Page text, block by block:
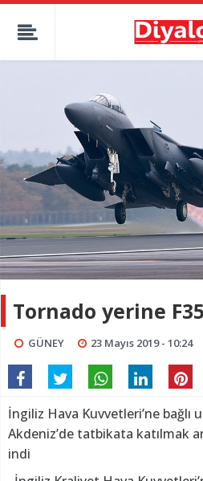
Tornado yerine F35
GÜNEY 23 Mayıs 2019 - 10:24
İngiliz Hava Kuvvetleri’ne bağlı
Akdeniz’de tatbikata katılmak
indi